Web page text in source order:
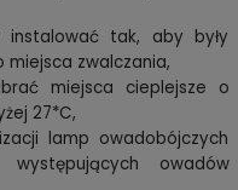
instalować tak, aby były
miejsca zwalczania,
miejsca cieplejsze o
27*C,
lamp owadobójczych
owadów